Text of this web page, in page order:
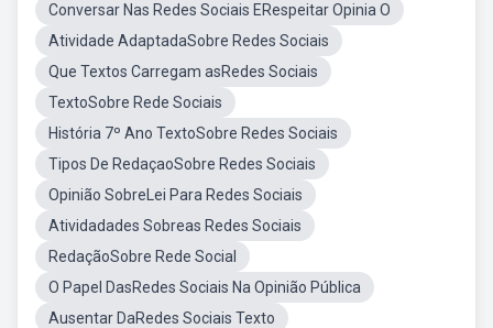
Conversar Nas Redes Sociais ERespeitar Opinia O
Atividade AdaptadaSobre Redes Sociais
Que Textos Carregam asRedes Sociais
TextoSobre Rede Sociais
História 7º Ano TextoSobre Redes Sociais
Tipos De RedaçaoSobre Redes Sociais
Opinião SobreLei Para Redes Sociais
Atividadades Sobreas Redes Sociais
RedaçãoSobre Rede Social
O Papel DasRedes Sociais Na Opinião Pública
Ausentar DaRedes Sociais Texto